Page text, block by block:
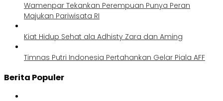
Wamenpar Tekankan Perempuan Punya Peran
Majukan Pariwisata RI
Kiat Hidup Sehat ala Adhisty Zara dan Aming
Timnas Putri Indonesia Pertahankan Gelar Piala AFF
Berita Populer